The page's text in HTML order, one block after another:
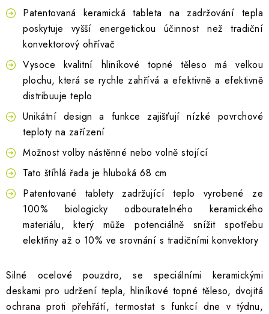
Nožní stojany pro nástěnné
677 Kč bez DPH
819 Kč
Patentovaná keramická tableta na zadržování tepla
poskytuje vyšší energetickou účinnost než tradiční
konvektorový ohřívač
Vysoce kvalitní hliníkové topné těleso má velkou
plochu, která se rychle zahřívá a efektivně a efektivně
distribuuje teplo
Unikátní design a funkce zajišťují nízké povrchové
teploty na zařízení
Možnost volby nástěnné nebo volně stojící
Tato štíhlá řada je hluboká 68 cm
Patentované tablety zadržující teplo vyrobené ze
100% biologicky odbouratelného keramického
materiálu, který může potenciálně snížit spotřebu
elektřiny až o 10% ve srovnání s tradičními konvektory
Silné ocelové pouzdro, se speciálními keramickými
deskami pro udržení tepla, hliníkové topné těleso, dvojitá
ochrana proti přehřátí, termostat s funkcí dne v týdnu,